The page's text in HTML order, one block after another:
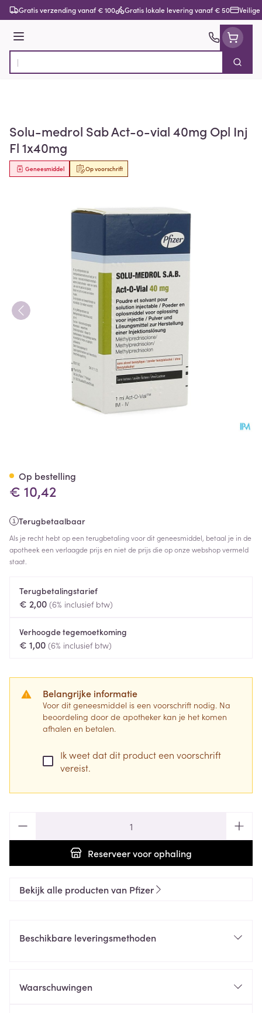
Ga naar de inhoud
Gratis verzending vanaf € 100 Gratis lokale levering vanaf € 50
Menu
Product, merk, categorie...
Zoek
Solu-medrol Sab Act-o-vial 40mg Opl Inj
Fl 1x40mg
Op voorschrift
Geneesmiddel
€ 10,42
Terugbetaalbaar
Als je recht hebt op een terugbetaling voor dit geneesmiddel, betaal je in de
apotheek een verlaagde prijs en niet de prijs die op onze webshop vermeld
staat.
Terugbetalingstarief
€ 2,00 (6% inclusief btw)
Verhoogde tegemoetkoming
€ 1,00 (6% inclusief btw)
Belangrijke informatie
Voor dit geneesmiddel is een voorschrift nodig. Na
beoordeling door de apotheker kan je het komen
afhalen en betalen.
Ik weet dat dit product een voorschrift
vereist.
Reserveervoor ophaling
Op bestelling
Bekijk alle producten van Pfizer
Beschikbare leveringsmethoden
Waarschuwingen